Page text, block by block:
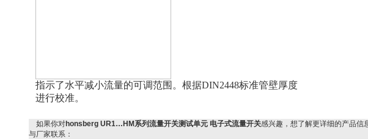
指示了水平减小流量的可调范围。根据DIN2448标准管壁厚度
进行校准。
如果你对honsberg UR1…HM系列流量开关测试单元 电子式流量开关感兴趣，想了解更详细的产品信
与厂家联系：